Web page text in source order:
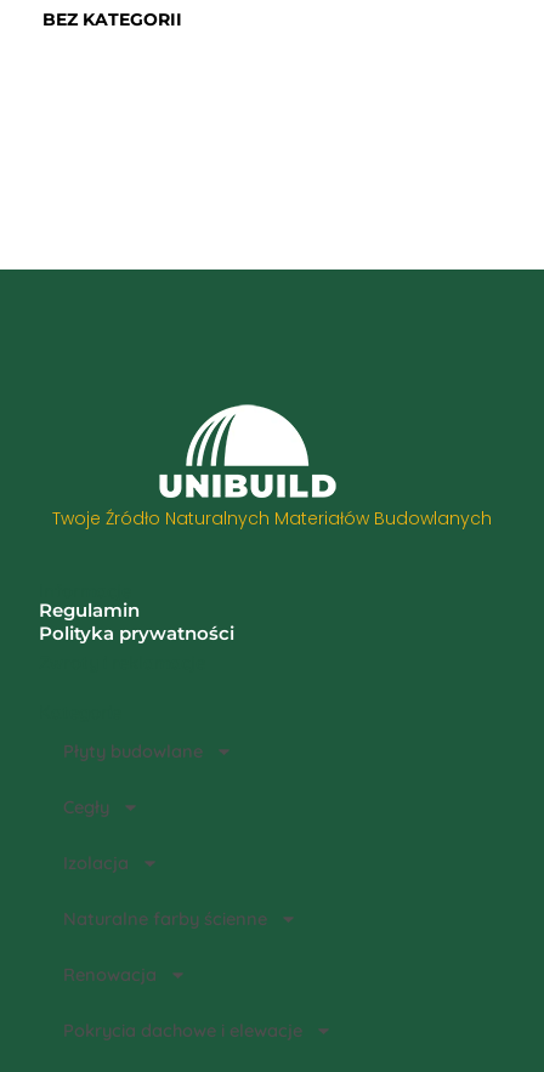
BEZ KATEGORII
Twoje Źródło Naturalnych Materiałów Budowlanych
Płyty budowlane
Cegły
Izolacja
Naturalne farby ścienne
Renowacja
Pokrycia dachowe i elewacje
Regulamin
Polityka prywatności